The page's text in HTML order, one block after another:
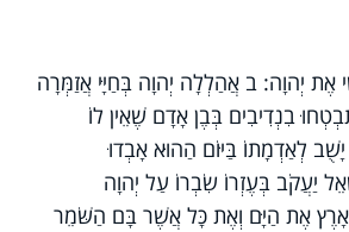
אֶת יְהוָה: ב אֲהַלְלָה יְהוָה בְּחַיָּי אֲזַמְּרָה
בִנְדִיבִים בְּבֶן אָדָם שֶׁאֵין לוֹ
לְאַדְמָתוֹ בַּיּוֹם הַהוּא אָבְדוּ
יַעֲקֹב בְּעֶזְרוֹ שִׂבְרוֹ עַל יְהוָה
אֶת הַיָּם וְאֶת כָּל אֲשֶׁר בָּם הַשֹּׁמֵר